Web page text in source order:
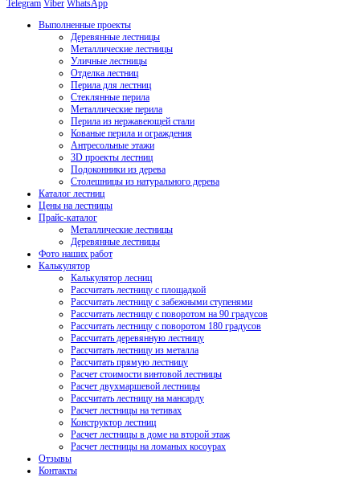
Telegram Viber WhatsApp
Выполненные проекты
Деревянные лестницы
Металлические лестницы
Уличные лестницы
Отделка лестниц
Перила для лестниц
Стеклянные перила
Металлические перила
Перила из нержавеющей стали
Кованые перила и ограждения
Антресольные этажи
3D проекты лестниц
Подоконники из дерева
Столешницы из натурального дерева
Каталог лестниц
Цены на лестницы
Прайс-каталог
Металлические лестницы
Деревянные лестницы
Фото наших работ
Калькулятор
Калькулятор лесниц
Рассчитать лестницу с площадкой
Рассчитать лестницу с забежными ступенями
Рассчитать лестницу с поворотом на 90 градусов
Рассчитать лестницу с поворотом 180 градусов
Рассчитать деревянную лестницу
Рассчитать лестницу из металла
Рассчитать прямую лестницу
Расчет стоимости винтовой лестницы
Расчет двухмаршевой лестницы
Рассчитать лестницу на мансарду
Расчет лестницы на тетивах
Конструктор лестниц
Расчет лестницы в доме на второй этаж
Расчет лестницы на ломаных косоурах
Отзывы
Контакты